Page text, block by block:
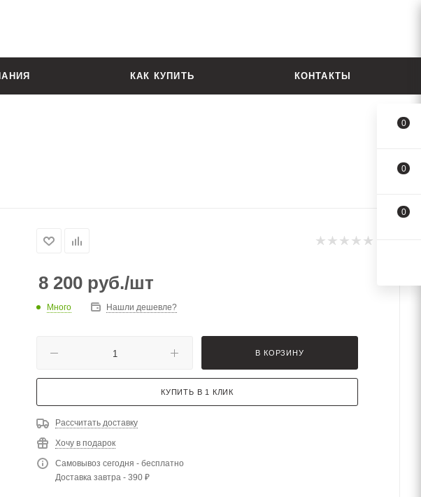
КАК КУПИТЬ КОНТАКТЫ
8 200 руб./шт
Много Нашли дешевле?
В КОРЗИНУ
КУПИТЬ В 1 КЛИК
Рассчитать доставку
Хочу в подарок
Самовывоз сегодня - бесплатно
Доставка завтра - 390 ₽
0
0
0